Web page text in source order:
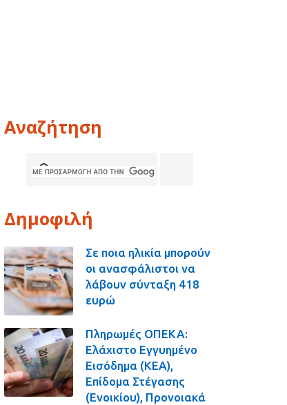
Αναζήτηση
Δημοφιλή
Σε ποια ηλικία μπορούν
οι ανασφάλιστοι να
λάβουν σύνταξη 418
ευρώ
Πληρωμές ΟΠΕΚΑ:
Ελάχιστο Εγγυημένο
Εισόδημα (ΚΕΑ),
Επίδομα Στέγασης
(Ενοικίου), Προνοιακά